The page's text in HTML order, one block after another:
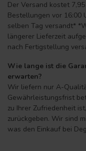
Der Versand kostet
Bestellungen vor 16:00
selben Tag versandt*
längerer Lieferzeit
nach Fertigstellung
Wie lange ist die
erwarten?
Wir liefern nur A-
Gewährleistungsfrist
zu Ihrer Zufriedenheit
zurückgeben. Wir sind
was den Einkauf bei